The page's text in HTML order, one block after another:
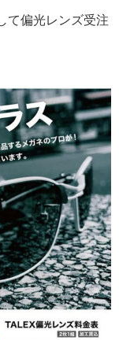
て偏光レンズ受注